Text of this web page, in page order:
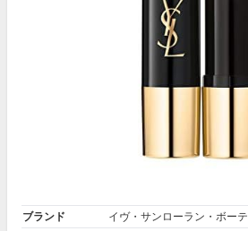
ブランド
イヴ・サンローラン・ボーテ